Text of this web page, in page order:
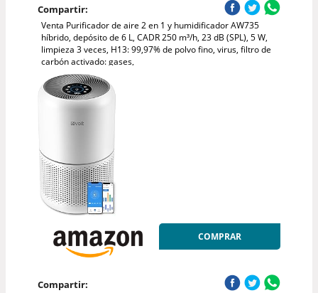
Compartir:
Venta Purificador de aire 2 en 1 y humidificador AW735
híbrido, depósito de 6 L, CADR 250 m³/h, 23 dB (SPL), 5 W,
limpieza 3 veces, H13: 99,97% de polvo fino, virus, filtro de
carbón activado: gases,
COMPRAR
Compartir: